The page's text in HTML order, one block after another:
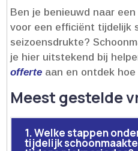
Ben je benieuwd naar
voor een efficiënt tijdelijk
seizoensdrukte?
je hier uitstekend bij
offerte aan en ontdek
Meest gestelde
1. Welke stappen
tijdelijk